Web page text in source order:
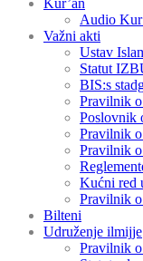
Kur’an
Audio
Važni akti
Ustav
Statut
BIS:s
Pravilnik
Poslovnik
Pravilnik
Pravilnik
Kućni red
Pravilnik
Bilteni
Udruženje ilmijje
Pravilnik